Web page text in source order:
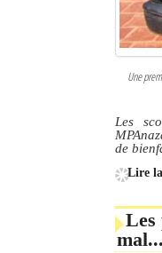
La Tribune de Diego
Une
Les
de
Lire
Les
mal...